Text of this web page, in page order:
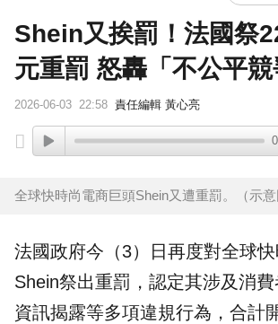
Shein又挨罰！法國祭
元重罰 怒轟「不公平競
2026-06-03 22:58 責任編輯 黃心亮
全球快時尚電商巨頭Shein又遭重罰。（示意
法國政府今（3）日再度對全球
Shein祭出重罰，認定其涉及消
資訊揭露等多項違規行為，合計